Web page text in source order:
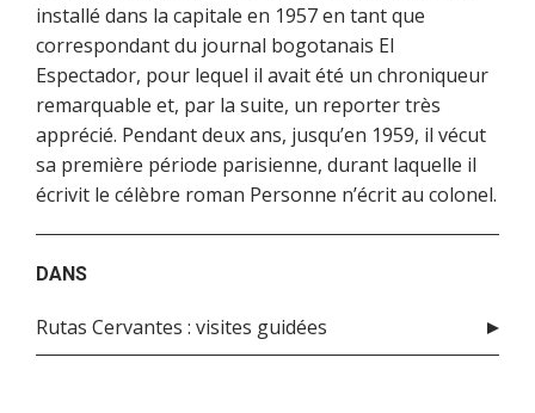
installé dans la capitale en 1957 en tant que
correspondant du journal bogotanais El
Espectador, pour lequel il avait été un chroniqueur
remarquable et, par la suite, un reporter très
apprécié. Pendant deux ans, jusqu’en 1959, il vécut
sa première période parisienne, durant laquelle il
écrivit le célèbre roman Personne n’écrit au colonel.
DANS
Rutas Cervantes : visites guidées